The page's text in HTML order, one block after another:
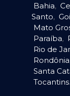
Bahia,
Santo,
Mato
Paraíba,
Rio de
Rondônia
Santa
Tocantins.